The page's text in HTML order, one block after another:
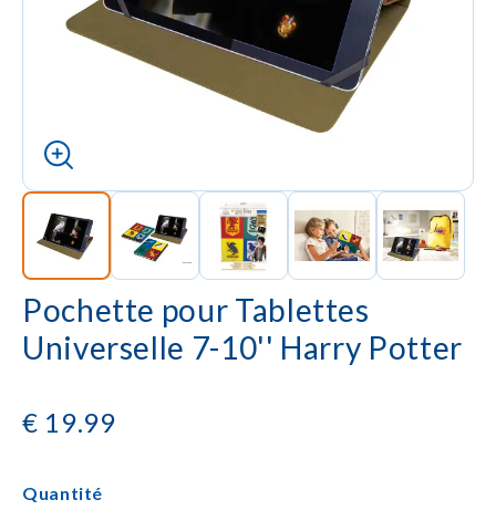
Pochette pour Tablettes
Universelle 7-10'' Harry Potter
€ 19.99
Quantité